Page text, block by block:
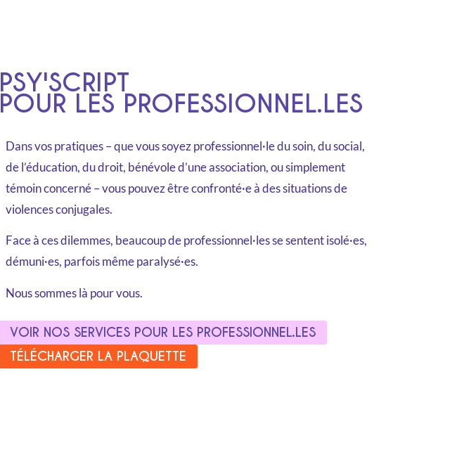
PSY'SCRIPT
POUR LES PROFESSIONNEL.LES
Dans vos pratiques – que vous soyez professionnel·le du soin, du social,
de l’éducation, du droit, bénévole d’une association, ou simplement
témoin concerné – vous pouvez être confronté·e à des situations de
violences conjugales.
Face à ces dilemmes, beaucoup de professionnel·les se sentent isolé·es,
démuni·es, parfois même paralysé·es.
Nous sommes là pour vous.
VOIR NOS SERVICES POUR LES PROFESSIONNEL.LES
TÉLÉCHARGER LA PLAQUETTE